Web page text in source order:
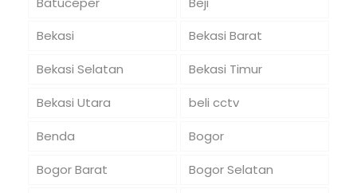
Bekasi
Bekasi Barat
Bekasi Selatan
Bekasi Timur
Bekasi Utara
beli cctv
Benda
Bogor
Bogor Barat
Bogor Selatan